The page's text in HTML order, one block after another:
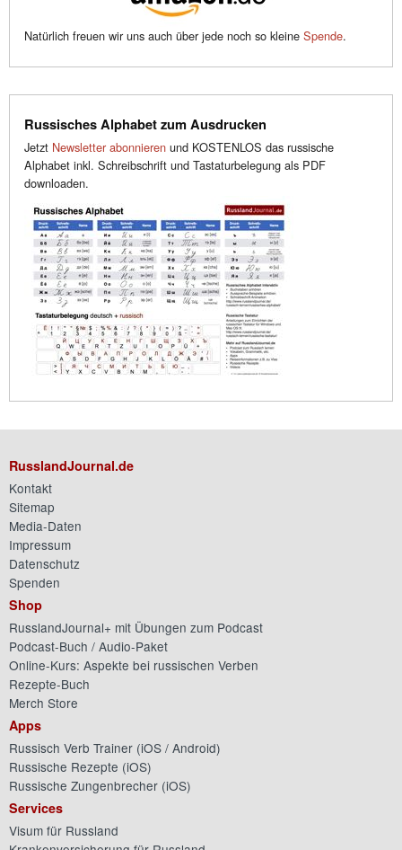
Natürlich freuen wir uns auch über jede noch so kleine Spende.
Russisches Alphabet zum Ausdrucken
Jetzt Newsletter abonnieren und KOSTENLOS das russische
Alphabet inkl. Schreibschrift und Tastaturbelegung als PDF
downloaden.
RusslandJournal.de
Kontakt
Sitemap
Media-Daten
Impressum
Datenschutz
Spenden
Shop
RusslandJournal+ mit Übungen zum Podcast
Podcast-Buch / Audio-Paket
Online-Kurs: Aspekte bei russischen Verben
Rezepte-Buch
Merch Store
Apps
Russisch Verb Trainer (iOS / Android)
Russische Rezepte (iOS)
Russische Zungenbrecher (iOS)
Services
Visum für Russland